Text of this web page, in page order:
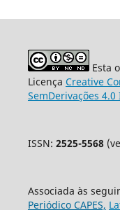
Esta
Licença Creative
SemDerivações
ISSN: 2525-5568
Associada às
Periódico CAPES,